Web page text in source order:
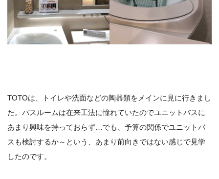
TOTOは、トイレや洗面などの陶器類をメインに見に行きまし
た。バスルームは在来工法に憧れていたのでユニットバスに
あまり興味を持っておらず…でも、予算の関係でユニットバ
スも検討するか～という、あまり前向きではない感じで見学
したのです。